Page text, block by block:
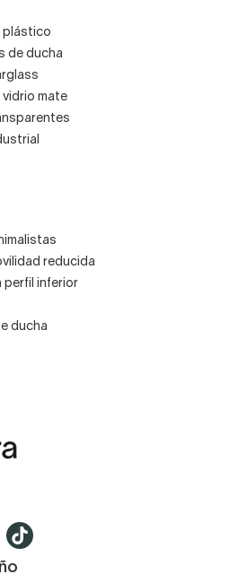
plástico
de ducha
vidrio mate
reducida
perfil inferior
ducha